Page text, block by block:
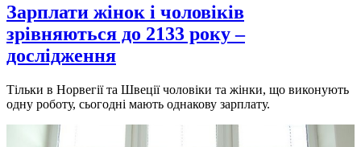
Зарплати жінок і чоловіків
зрівняються до 2133 року –
дослідження
Тільки в Норвегії та Швеції чоловіки та жінки, що виконують
одну роботу, сьогодні мають однакову зарплату.